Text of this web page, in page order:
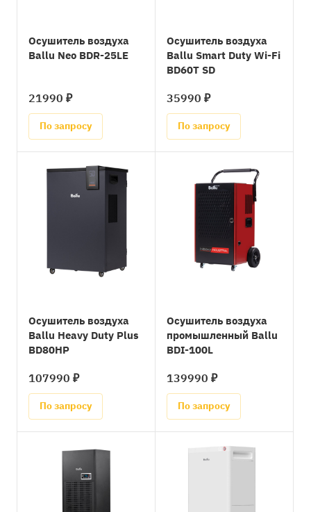
Осушитель воздуха
Ballu Neo BDR-25LE
21990 ₽
По запросу
Осушитель воздуха
Ballu Smart Duty Wi-Fi
BD60T SD
35990 ₽
По запросу
Осушитель воздуха
Ballu Heavy Duty Plus
BD80HP
107990 ₽
По запросу
Осушитель воздуха
промышленный Ballu
BDI-100L
139990 ₽
По запросу